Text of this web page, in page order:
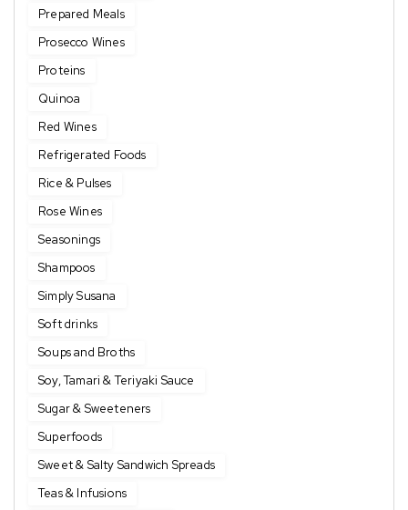
Prepared Meals
Prosecco Wines
Proteins
Quinoa
Red Wines
Refrigerated Foods
Rice & Pulses
Rose Wines
Seasonings
Shampoos
Simply Susana
Soft drinks
Soups and Broths
Soy, Tamari & Teriyaki Sauce
Sugar & Sweeteners
Superfoods
Sweet & Salty Sandwich Spreads
Teas & Infusions